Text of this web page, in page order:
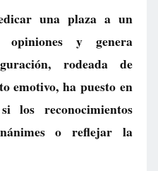
una plaza a un
opiniones y genera
rodeada de
emotivo, ha puesto en
los reconocimientos
o reflejar la